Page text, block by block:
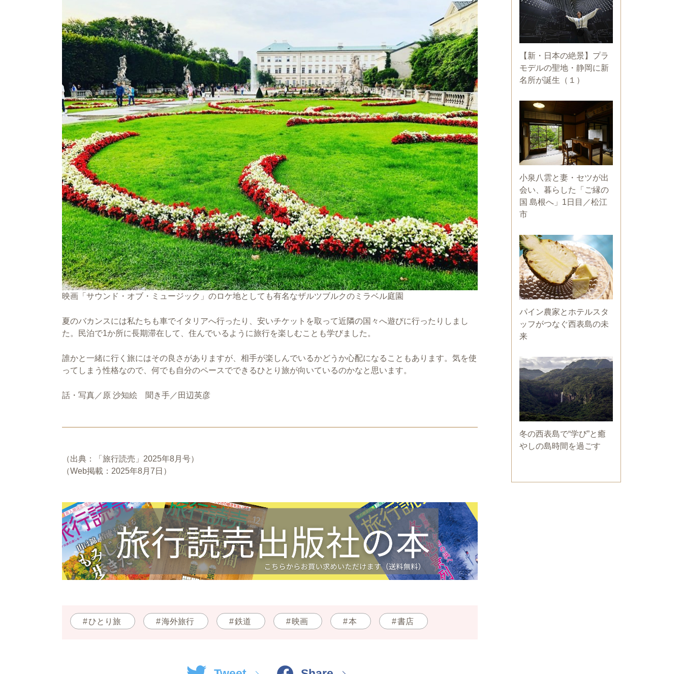
映画「サウンド・オブ・ミュージック」のロケ地としても有名なザルツブルクのミラベル庭園
夏のバカンスには私たちも車でイタリアへ行ったり、安いチケットを取って近隣の国々へ遊びに行ったりしまし
た。民泊で1か所に長期滞在して、住んでいるように旅行を楽しむことも学びました。
誰かと一緒に行く旅にはその良さがありますが、相手が楽しんでいるかどうか心配になることもあります。気を使
ってしまう性格なので、何でも自分のペースでできるひとり旅が向いているのかなと思います。
話・写真／原 沙知絵 聞き手／田辺英彦
（出典：「旅行読売」2025年8月号）
（Web掲載：2025年8月7 日）
ひとり旅 海外旅行 鉄道 映画 本 書店
【新・日本の絶景】プラ
モデルの聖地・静岡に新
名所が誕生（１）
小泉八雲と妻・セツが出
会い、暮らした「ご縁の
国 島根へ」1日目／松江
市
パイン農家とホテルスタ
ッフがつなぐ西表島の未
来
冬の西表島で“学び”と癒
やしの島時間を過ごす